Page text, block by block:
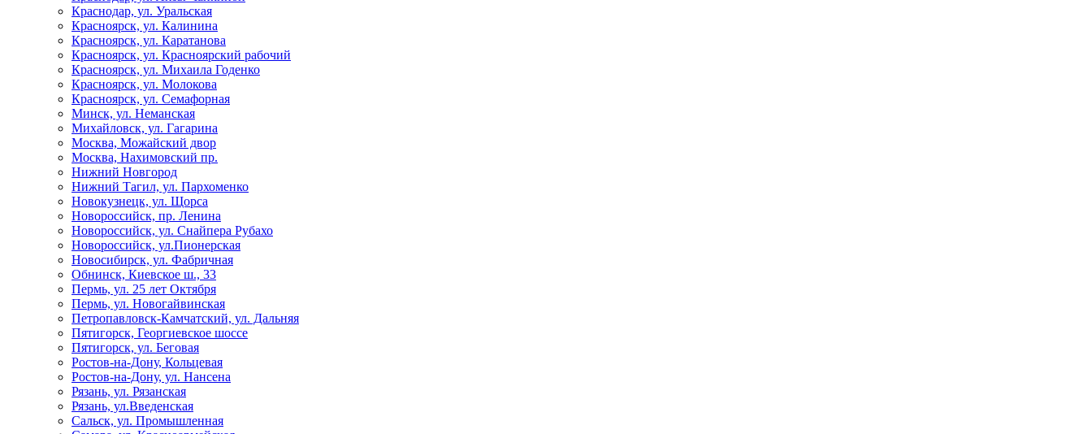
Краснодар, ул. Уральская
Красноярск, ул. Калинина
Красноярск, ул. Каратанова
Красноярск, ул. Красноярский рабочий
Красноярск, ул. Михаила Годенко
Красноярск, ул. Молокова
Красноярск, ул. Семафорная
Минск, ул. Неманская
Михайловск, ул. Гагарина
Москва, Можайский двор
Москва, Нахимовский пр.
Нижний Новгород
Нижний Тагил, ул. Пархоменко
Новокузнецк, ул. Щорса
Новороссийск, пр. Ленина
Новороссийск, ул. Снайпера Рубахо
Новороссийск, ул.Пионерская
Новосибирск, ул. Фабричная
Обнинск, Киевское ш., 33
Пермь, ул. 25 лет Октября
Пермь, ул. Новогайвинская
Петропавловск-Камчатский, ул. Дальняя
Пятигорск, Георгиевское шоссе
Пятигорск, ул. Беговая
Ростов-на-Дону, Кольцевая
Ростов-на-Дону, ул. Нансена
Рязань, ул. Рязанская
Рязань, ул.Введенская
Сальск, ул. Промышленная